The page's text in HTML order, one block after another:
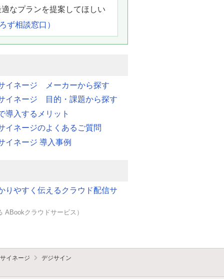
なプランを提案してほしい
ず相談窓口）
イネージ メーカーから探す
イネージ 目的・課題から探す
導入するメリット
イネージのよくあるご質問
イネージ 導入事例
りやすく伝えるクラウド配信サ
ABookクラウドサービス）
イネージ
デジサイン